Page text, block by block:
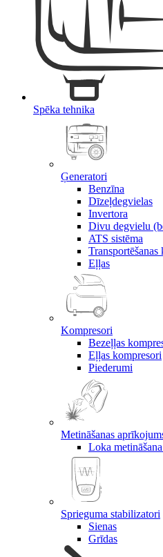
Spēka tehnika
Ģeneratori
Benzīna
Dīzeļdegvielas
Invertora
Divu degvielu
ATS sistēma
Transportēšanas
Eļļas
Kompresori
Bezeļļas
Eļļas kompresori
Piederumi
Metināšanas
Loka
Sprieguma stabilizatori
Sienas
Grīdas